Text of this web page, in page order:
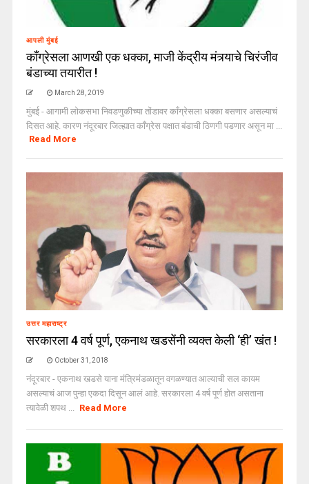
आपली मुंबई
काँग्रेसला आणखी एक धक्का, माजी केंद्रीय मंत्र्याचे चिरंजीव
बंडाच्या तयारीत !
March 28, 2019
मुंबई - आगामी लोकसभा निवडणुकीच्या तोंडावर काँग्रेसला धक्का बसणार असल्याचं
दिसत आहे. कारण नंदूरबार जिल्ह्यात काँग्रेस पक्षात बंडाची ठिणगी पडणार असून मा ...
Read More
उत्तर महाराष्ट्र
सरकारला 4 वर्ष पूर्ण, एकनाथ खडसेंनी व्यक्त केली ‘ही’ खंत !
October 31, 2018
नंदूरबार - एकनाथ खडसे याना मंत्रिमंडळातून वगळण्यात आल्याची सल कायम
असल्याचं आज पुन्हा एकदा दिसून आलं आहे. सरकारला 4 वर्ष पूर्ण होत असताना
त्यावेळी शपथ ... Read More